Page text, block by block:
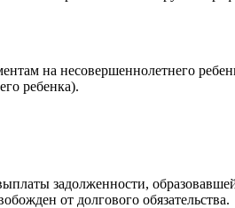
на несовершеннолетнего
ребенка).
задолженности,
от долгового обязательства.